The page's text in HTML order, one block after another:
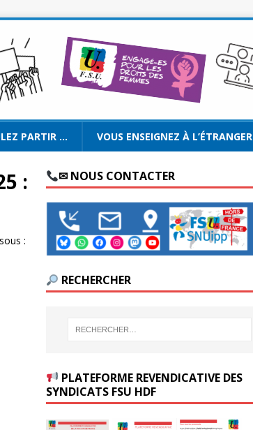
PARTIR … VOUS ENSEIGNEZ À L’ÉTRANGER
:
:
✉ NOUS CONTACTER
RECHERCHER
PLATEFORME REVENDICATIVE DES
SYNDICATS FSU HDF